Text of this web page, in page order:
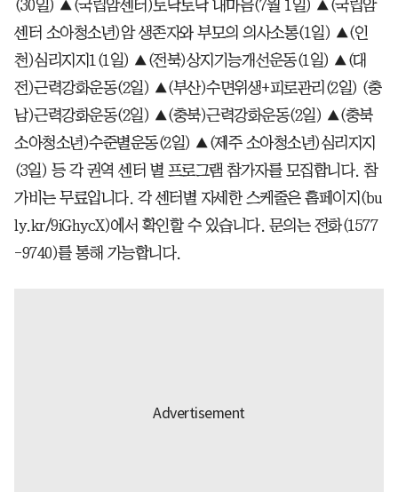
(30일) ▲(국립암센터)토닥토닥 내마음(7월 1일) ▲(국립암
센터 소아청소년)암 생존자와 부모의 의사소통(1일) ▲(인
천)심리지지1(1일) ▲(전북)상지기능개선운동(1일) ▲(대
전)근력강화운동(2일) ▲(부산)수면위생+피로관리(2일) (충
남)근력강화운동(2일) ▲(충북)근력강화운동(2일) ▲(충북
소아청소년)수준별운동(2일) ▲(제주 소아청소년)심리지지
(3일) 등 각 권역 센터 별 프로그램 참가자를 모집합니다. 참
가비는 무료입니다. 각 센터별 자세한 스케줄은 홈페이지(bu
ly.kr/9iGhycX)에서 확인할 수 있습니다. 문의는 전화(1577
-9740)를 통해 가능합니다.